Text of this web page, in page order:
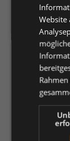
Größe
44
Website